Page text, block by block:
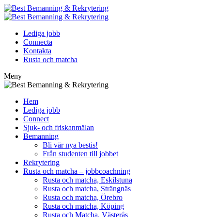
Lediga jobb
Connecta
Kontakta
Rusta och matcha
Meny
Hem
Lediga jobb
Connect
Sjuk- och friskanmälan
Bemanning
Bli vår nya bestis!
Från studenten till jobbet
Rekrytering
Rusta och matcha – jobbcoachning
Rusta och matcha, Eskilstuna
Rusta och matcha, Strängnäs
Rusta och matcha, Örebro
Rusta och matcha, Köping
Rusta och Matcha, Västerås